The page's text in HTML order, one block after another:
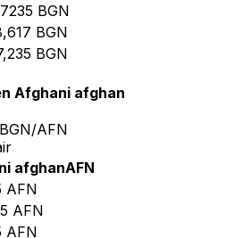
BGN
BGN
BGN
Afghani afghan
AFN
afghanAFN
AFN
AFN
AFN